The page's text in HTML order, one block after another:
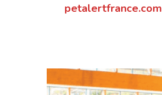
petalertfrance.com